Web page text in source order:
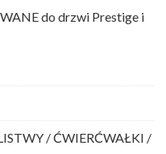
do drzwi Prestige i
/ ĆWIERĆWAŁKI /